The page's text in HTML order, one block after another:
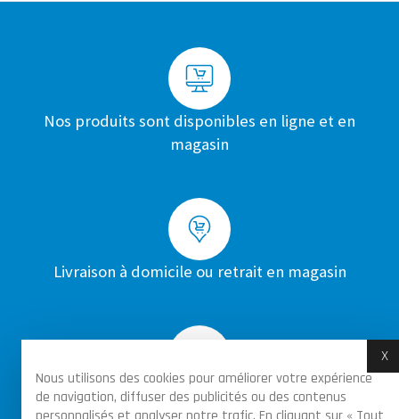
Nous utilisons des cookies pour améliorer votre expérience
de navigation, diffuser des publicités ou des contenus
X
Nos produits sont disponibles en ligne et en
magasin
Livraison à domicile ou retrait en magasin
Achats sécurisés par certificat SSL sur toutes